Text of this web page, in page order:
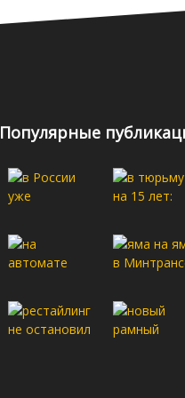
Популярные